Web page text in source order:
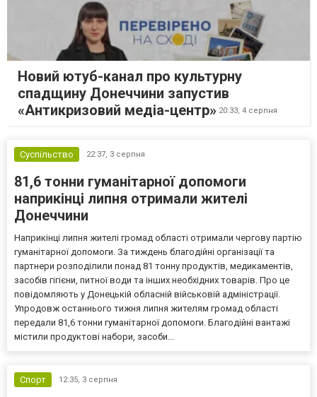
Новий ютуб-канал про культурну
спадщину Донеччини запустив
«Антикризовий медіа-центр» 20:33, 4 серпня
Суспільство 22:37, 3 серпня
81,6 тонни гуманітарної допомоги
наприкінці липня отримали жителі
Донеччини
Наприкінці липня жителі громад області отримали чергову партію
гуманітарної допомоги. За тиждень благодійні організації та
партнери розподілили понад 81 тонну продуктів, медикаментів,
засобів гігієни, питної води та інших необхідних товарів. Про це
повідомляють у Донецькій обласній військовій адміністрації.
Упродовж останнього тижня липня жителям громад області
передали 81,6 тонни гуманітарної допомоги. Благодійні вантажі
містили продуктові набори, засоби...
Спорт 12:35, 3 серпня